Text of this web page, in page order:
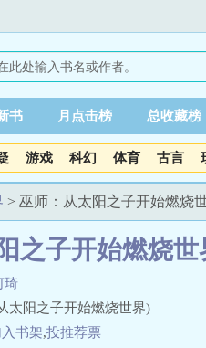
书 月点击榜 总收藏榜
游戏 科幻 体育 古言
> 巫师：从太阳之子开始燃烧
之子开始燃烧世
琦
阳之子开始燃烧世界)
书架,投推荐票